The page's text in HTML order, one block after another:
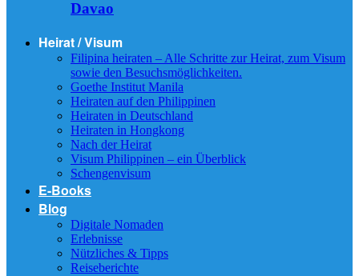
Davao
Heirat / Visum
Filipina heiraten – Alle Schritte zur Heirat, zum Visum
sowie den Besuchsmöglichkeiten.
Goethe Institut Manila
Heiraten auf den Philippinen
Heiraten in Deutschland
Heiraten in Hongkong
Nach der Heirat
Visum Philippinen – ein Überblick
Schengenvisum
E-Books
Blog
Digitale Nomaden
Erlebnisse
Nützliches & Tipps
Reiseberichte